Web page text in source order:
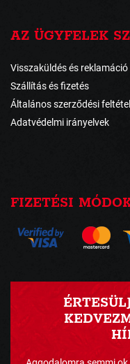
AZ ÜGYFELEK
Visszaküldés és reklamáció
Szállítás és fizetés
Általános szerződési
Adatvédelmi irányelvek
FIZETÉSI